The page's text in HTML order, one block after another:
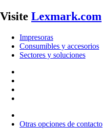
Visite Lexmark.com
Impresoras
Consumibles y accesorios
Sectores y soluciones
Otras opciones de contacto